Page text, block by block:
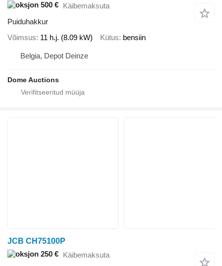
500 € Käibemaksuta
Puiduhakkur
Võimsus 11 h.j. (8.09 kW) Kütus bensiin
Belgia, Depot Deinze
Dome Auctions
JCB CH75100P
250 € Käibemaksuta